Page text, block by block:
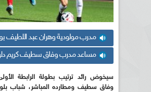
مدرب مولودية وهران عبد اللطيف
مساعد مدرب وفاق سطيف كريم
سيخوض رائد ترتيب بطولة الرابطة
وفاق سطيف ومطارده المباشر، شباب